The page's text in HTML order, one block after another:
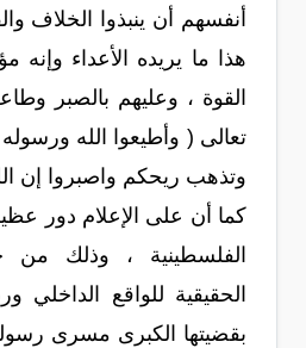
أنفسهم أن ينبذوا الخلاف
هذا ما يريده الأعداء
القوة ، وعليهم بالصبر
تعالى ( وأطيعوا الله ورسوله
وتذهب ريحكم واصبروا إن
كما أن على الإعلام دور
الفلسطينية ، وذلك من
الحقيقية للواقع الداخلي
بقضيتها الكبرى مسرى